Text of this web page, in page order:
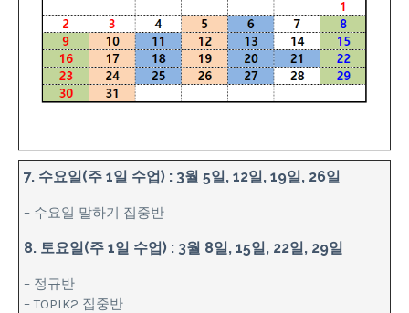
7. 수요일(주 1일 수업) : 3월 5일, 12일, 19일, 26일
– 수요일 말하기 집중반
8. 토요일(주 1일 수업) : 3월 8일, 15일, 22일, 29일
– 정규반
– TOPIK2 집중반